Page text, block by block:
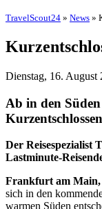
TravelScout24 » News »
Dienstag, 16. August
Ab in den
Der Reisespezialist
Lastminute-
Frankfurt am Main,
sich in den
warmen Süden